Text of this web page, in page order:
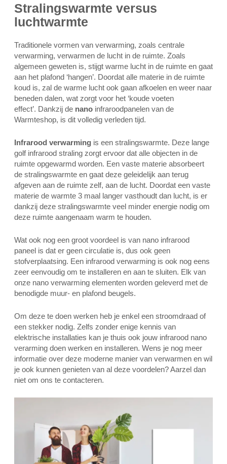
Stralingswarmte versus
luchtwarmte
Traditionele vormen van verwarming, zoals centrale
verwarming, verwarmen de lucht in de ruimte. Zoals
algemeen geweten is, stijgt warme lucht in de ruimte en gaat
aan het plafond ‘hangen’. Doordat alle materie in de ruimte
koud is, zal de warme lucht ook gaan afkoelen en weer naar
beneden dalen, wat zorgt voor het ‘koude voeten
effect’. Dankzij de nano infraroodpanelen van de
Warmteshop, is dit volledig verleden tijd.
Infrarood verwarming is een stralingswarmte. Deze lange
golf infrarood straling zorgt ervoor dat alle objecten in de
ruimte opgewarmd worden. Een vaste materie absorbeert
de stralingswarmte en gaat deze geleidelijk aan terug
afgeven aan de ruimte zelf, aan de lucht. Doordat een vaste
materie de warmte 3 maal langer vasthoudt dan lucht, is er
dankzij deze stralingswarmte veel minder energie nodig om
deze ruimte aangenaam warm te houden.
Wat ook nog een groot voordeel is van nano infrarood
paneel is dat er geen circulatie is, dus ook geen
stofverplaatsing. Een infrarood verwarming is ook nog eens
zeer eenvoudig om te installeren en aan te sluiten. Elk van
onze nano verwarming elementen worden geleverd met de
benodigde muur- en plafond beugels.
Om deze te doen werken heb je enkel een stroomdraad of
een stekker nodig. Zelfs zonder enige kennis van
elektrische installaties kan je thuis ook jouw infrarood nano
verarming doen werken en installeren. Wens je nog meer
informatie over deze moderne manier van verwarmen en wil
je ook kunnen genieten van al deze voordelen? Aarzel dan
niet om ons te contacteren.